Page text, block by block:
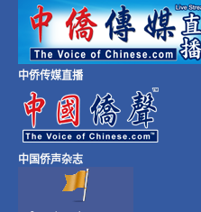
中侨传媒直播
中国侨声杂志